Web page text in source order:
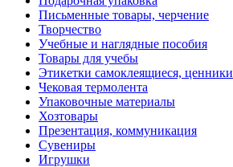
Письменные товары, черчение
Творчество
Учебные и наглядные пособия
Товары для учебы
Этикетки самоклеящиеся, ценники
Чековая термолента
Упаковочные материалы
Хозтовары
Презентация, коммуникация
Сувениры
Игрушки